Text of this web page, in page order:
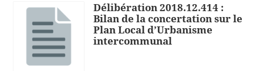
Délibération 2018.12.414 :
Bilan de la concertation sur le
Plan Local d’Urbanisme
intercommunal